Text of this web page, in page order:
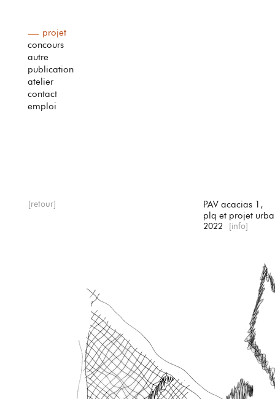
projet
concours
autre
publication
atelier
contact
emploi
[retour]
PAV acacias 1,
plq et projet
2022 [info]